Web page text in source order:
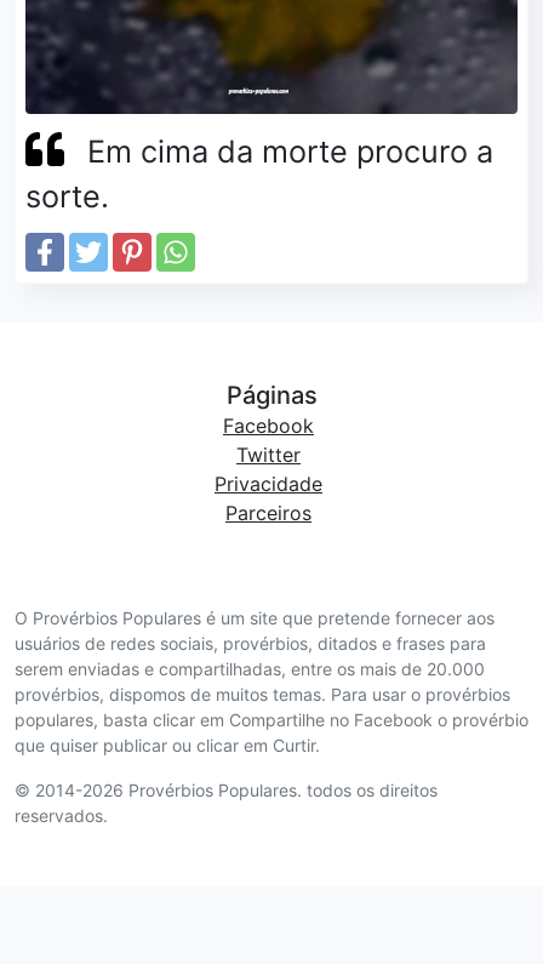
Em cima da morte procuro a
sorte.
O Provérbios Populares é um site que pretende fornecer aos
usuários de redes sociais, provérbios, ditados e frases para
serem enviadas e compartilhadas, entre os mais de 20.000
provérbios, dispomos de muitos temas. Para usar o provérbios
populares, basta clicar em Compartilhe no Facebook o provérbio
que quiser publicar ou clicar em Curtir.
© 2014-2026 Provérbios Populares. todos os direitos
reservados.
Páginas
Facebook
Twitter
Privacidade
Parceiros